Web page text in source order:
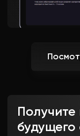
будущего